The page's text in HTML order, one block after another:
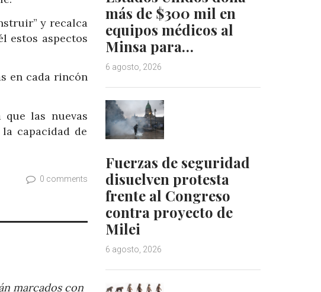
y recalca
estos aspectos
en cada rincón
las nuevas
capacidad de
0 comments
marcados con
más de $300 mil en
equipos médicos al
Minsa para…
6 agosto, 2026
Fuerzas de seguridad
disuelven protesta
frente al Congreso
contra proyecto de
Milei
6 agosto, 2026